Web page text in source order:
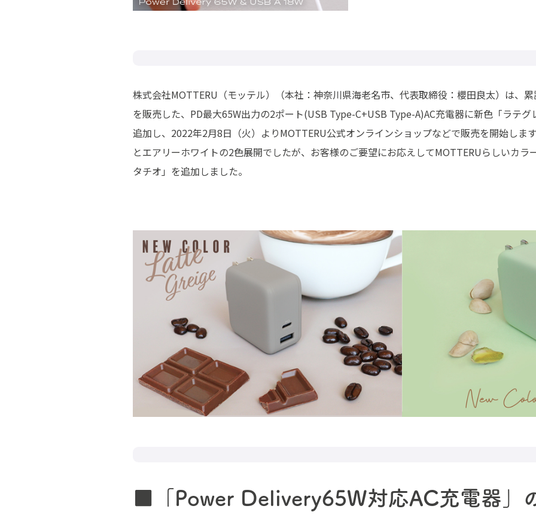
株式会社MOTTERU（モッテル）（本社：神奈川県海老名市、代表取締役：櫻田良太）は、
を販売した、PD最⼤65W出⼒の2ポート(USB Type-C+USB Type-A)AC充電器に新色「ラテ
追加し、2022年2⽉8⽇（火）よりMOTTERU公式オンラインショップなどで販売を開始しま
とエアリーホワイトの2色展開でしたが、お客様のご要望にお応えしてMOTTERUらしいカラ
タチオ」を追加しました。
■「Power Delivery65W対応AC充電器」